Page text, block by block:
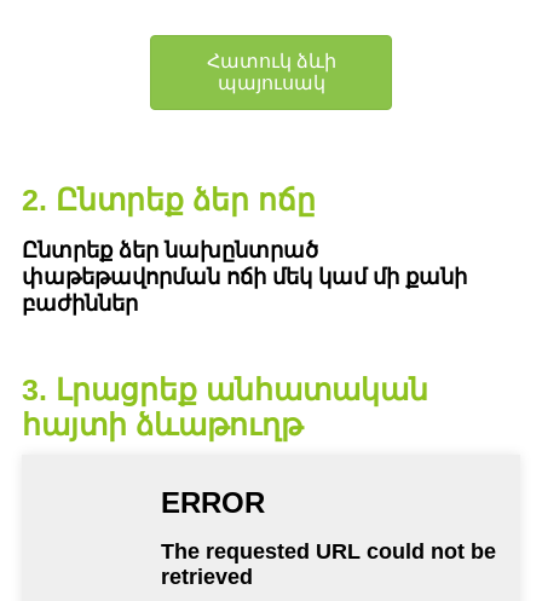
Հատուկ ձևի
պայուսակ
2. Ընտրեք ձեր ոճը
Ընտրեք ձեր նախընտրած
փաթեթավորման ոճի մեկ կամ մի քանի
բաժիններ
3. Լրացրեք անհատական ​​​​
հայտի ձևաթուղթ